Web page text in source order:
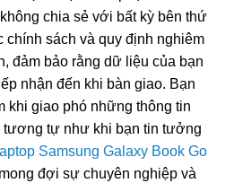
chia sẻ với bất kỳ bên thứ
chính sách và quy định nghiêm
đảm bảo rằng dữ liệu của bạn
nhận đến khi bàn giao. Bạn
khi giao phó những thông tin
tương tự như khi bạn tin tưởng
Samsung Galaxy Book Go
đợi sự chuyên nghiệp và